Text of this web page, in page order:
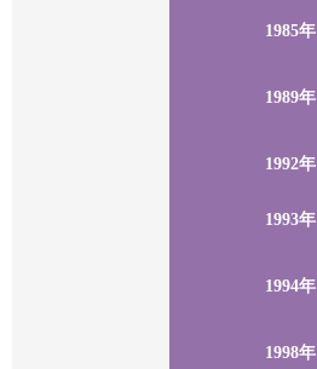
1985年
1989年
1992年
1993年
1994年
1998年